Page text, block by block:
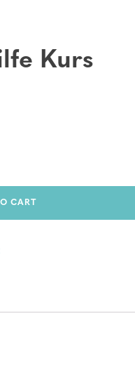
Kurs
CART